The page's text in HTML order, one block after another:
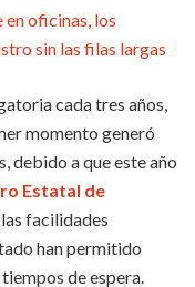
oficinas, los
sin las filas largas
cada tres años,
momento generó
debido a que este año
Estatal de
las facilidades
han permitido
de espera.